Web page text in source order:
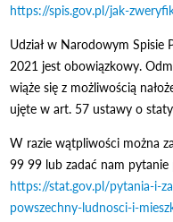
https://spis.gov.pl/jak-
Udział w Narodowym Spisie
2021 jest obowiązkowy.
wiąże się z możliwością
ujęte w art. 57 ustawy o
W razie wątpliwości można
99 99 lub zadać nam
https://stat.gov.pl/pytania-i-
powszechny-ludnosci-i-